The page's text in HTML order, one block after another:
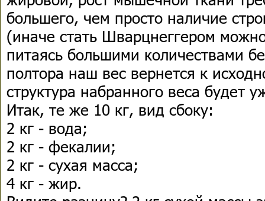
большего, чем просто наличие
(иначе стать Шварцнеггером
питаясь большими количествами
полтора наш вес вернется к
структура набранного веса будет
Итак, те же 10 кг, вид сбоку:
2 кг - вода;
2 кг - фекалии;
2 кг - сухая масса;
4 кг - жир.